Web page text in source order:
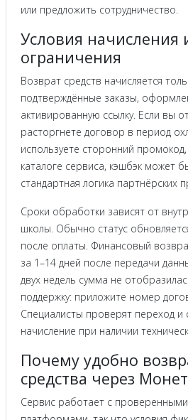
или предложить сотрудничество.
Условия начисления
ограничения
Возврат средств начисляется
подтверждённые заказы,
активированную ссылку. Если вы
расторгнете договор в период
используете сторонний
каталоге сервиса, кэшбэк может
стандартная логика партнёрских
Сроки обработки зависят от
школы. Обычно статус
после оплаты. Финансовый
за 1–14 дней после передачи
двух недель сумма не
поддержку: приложите номер
Специалисты проверят переход и
начисление при наличии
Почему удобно
средства через
Сервис работает с